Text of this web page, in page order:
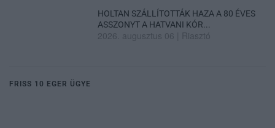
HOLTAN SZÁLLÍTOTTÁK HAZA A 80 ÉVES
ASSZONYT A HATVANI KÓR...
2026. augusztus 06 Riasztó
FRISS 10 EGER ÜGYE